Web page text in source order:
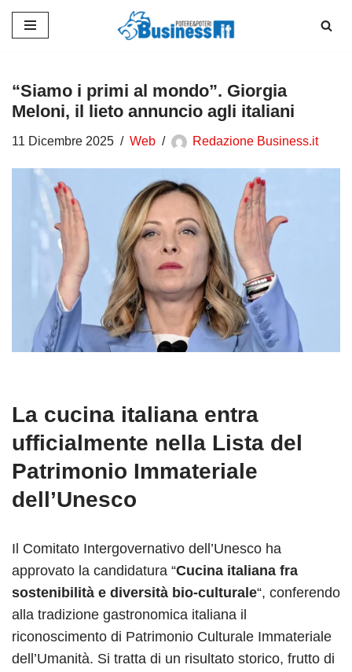
contenuto
“Siamo i primi al mondo”. Giorgia
Meloni, il lieto annuncio agli italiani
11 Dicembre 2025 Web Redazione Business.it
La cucina italiana entra
ufficialmente nella Lista del
Patrimonio Immateriale
dell’Unesco
Il Comitato Intergovernativo dell’Unesco ha
approvato la candidatura “Cucina italiana fra
sostenibilità e diversità bio-culturale“, conferendo
alla tradizione gastronomica italiana il
riconoscimento di Patrimonio Culturale Immateriale
dell’Umanità. Si tratta di un risultato storico, frutto di